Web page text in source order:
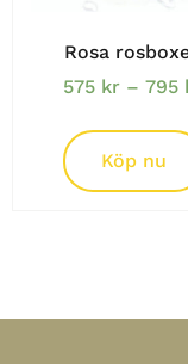
Rosa
575 kr – 795
Köp nu